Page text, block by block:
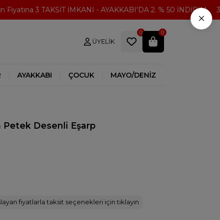
3 TAKSİT İMKANI - AYAKKABI'DA 2. % 50 İNDİRİM
ÜYELIK
0 0
AYAKKABI ÇOCUK MAYO/DENİZ
Petek Desenli Eşarp
fiyatlarla taksit seçenekleri için tıklayın
×